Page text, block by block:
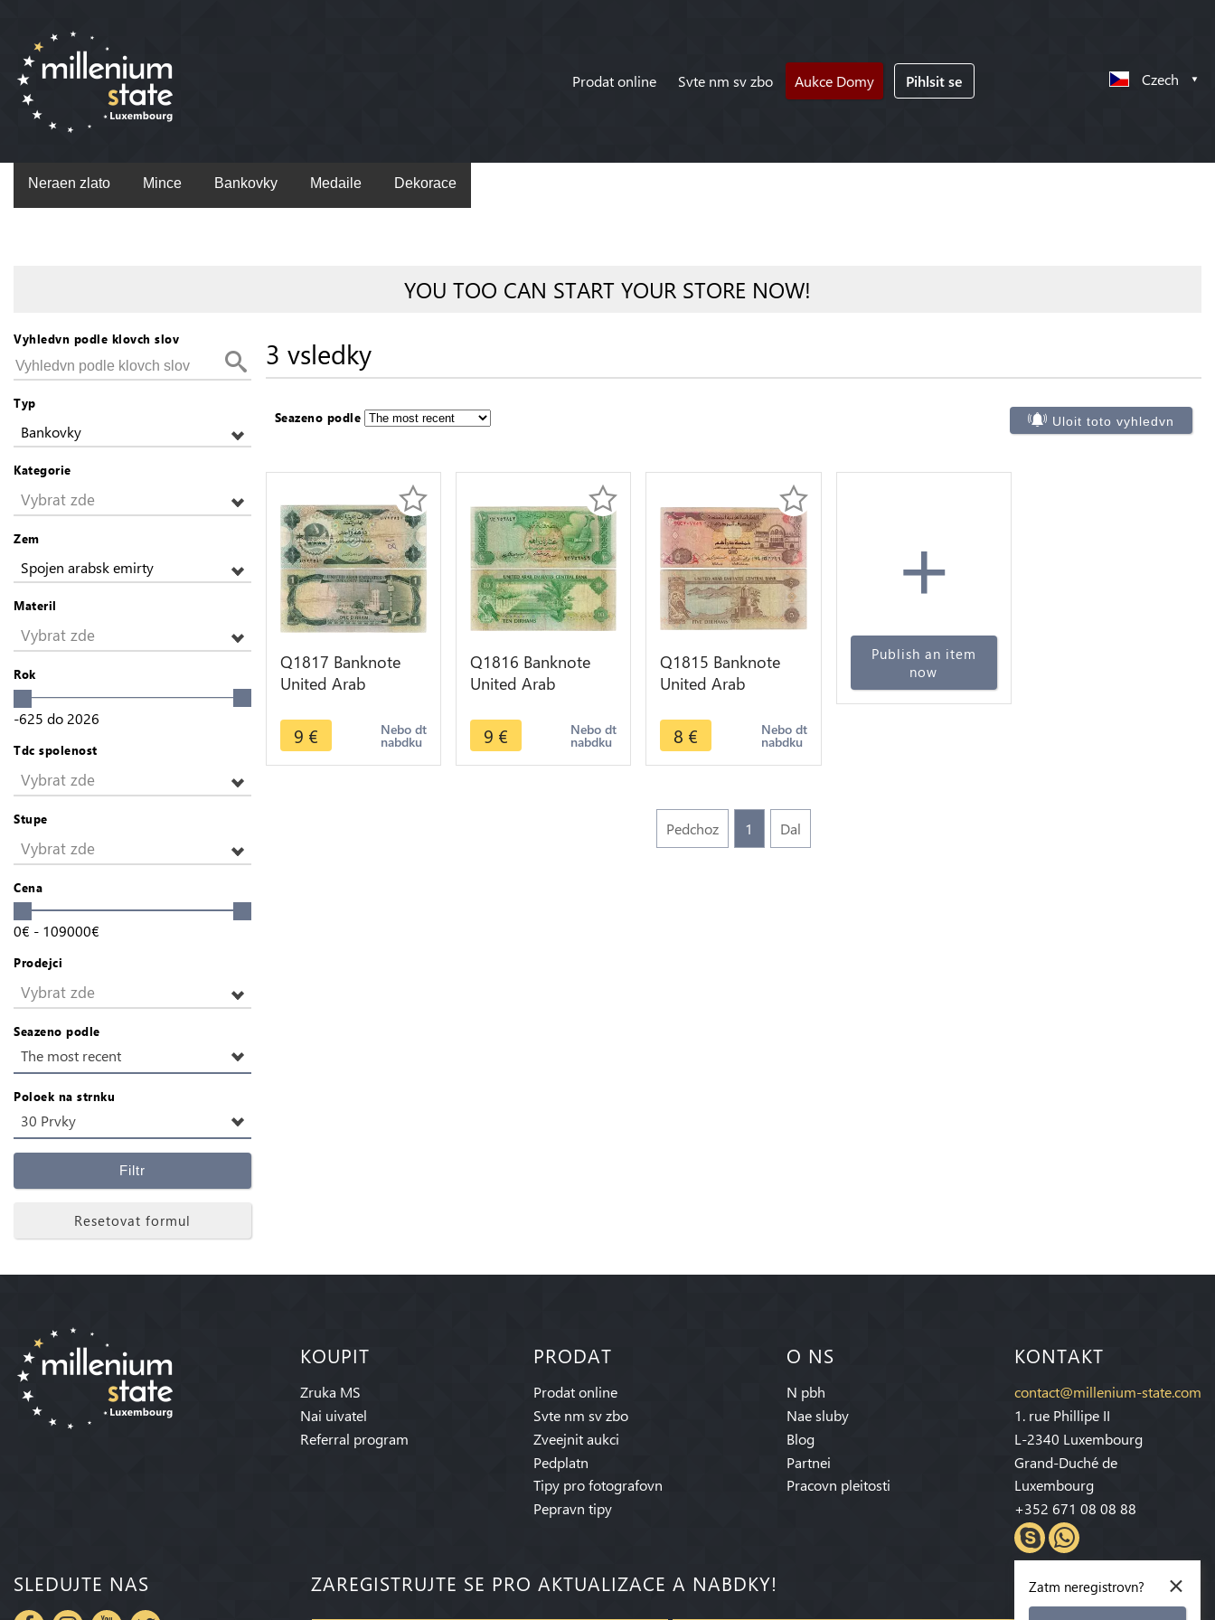
Prodat online Svte nm sv zbo Aukce Domy Pihlsit se Czech
Neraen zlato Mince Bankovky Medaile Dekorace
YOU TOO CAN START YOUR STORE NOW!
Vyhledvn podle klovch slov
Typ
Bankovky
Kategorie
Vybrat zde
Zem
Spojen arabsk emirty
Materil
Vybrat zde
Rok
-625 do 2026
Tdc spolenost
Vybrat zde
Stupe
Vybrat zde
Cena
0€ - 109000€
Prodejci
Vybrat zde
Seazeno podle
The most recent
Poloek na strnku
30 Prvky
Filtr
Resetovat formul
3 vsledky
Seazeno podle Uloit toto vyhledvn
Q1817 Banknote
United Arab
1973 -> Make offer
9 € Nebo dt
nabdku
Q1816 Banknote
United Arab
Dirhams 1982 ->
Make offer
9 € Nebo dt
nabdku
Q1815 Banknote
United Arab
1995 -> Make offer
8 € Nebo dt
nabdku
+
Publish an item
now
Pedchoz 1 Dal
KOUPIT
Zruka MS
Nai uivatel
Referral program
PRODAT
Prodat online
Svte nm sv zbo
Zveejnit aukci
Pedplatn
Tipy pro fotografovn
Pepravn tipy
O NS
N pbh
Nae sluby
Blog
Partnei
Pracovn pleitosti
KONTAKT
contact@millenium-state.com
1. rue Phillipe II
L-2340 Luxembourg
Grand-Duché de
Luxembourg
+352 671 08 08 88
SLEDUJTE NAS ZAREGISTRUJTE SE PRO AKTUALIZACE A NABDKY! ×
Zatm neregistrovn?